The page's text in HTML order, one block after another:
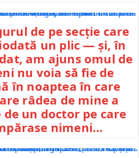
de pe secție care
un plic — și, în
am ajuns omul de
nu voia să fie de
în noaptea în care
râdea de mine a
un doctor pe care
nimeni…